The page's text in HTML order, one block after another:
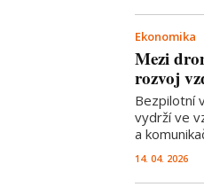
Ekonomika
Mezi
rozvoj
Bezpilotní
vydrží ve
a
14. 04. 2026